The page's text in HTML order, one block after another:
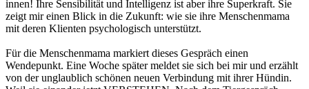
innen! Ihre Sensibilität und Intelligenz ist aber ihre Superkraft. Sie
zeigt mir einen Blick in die Zukunft: wie sie ihre Menschenmama
mit deren Klienten psychologisch unterstützt.
Für die Menschenmama markiert dieses Gespräch einen
Wendepunkt. Eine Woche später meldet sie sich bei mir und erzählt
von der unglaublich schönen neuen Verbindung mit ihrer Hündin.